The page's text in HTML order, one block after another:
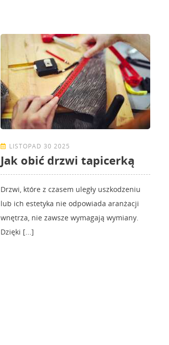
LISTOPAD 30 2025
Jak obić drzwi tapicerką
Drzwi, które z czasem uległy uszkodzeniu
lub ich estetyka nie odpowiada aranżacji
wnętrza, nie zawsze wymagają wymiany.
Dzięki [...]